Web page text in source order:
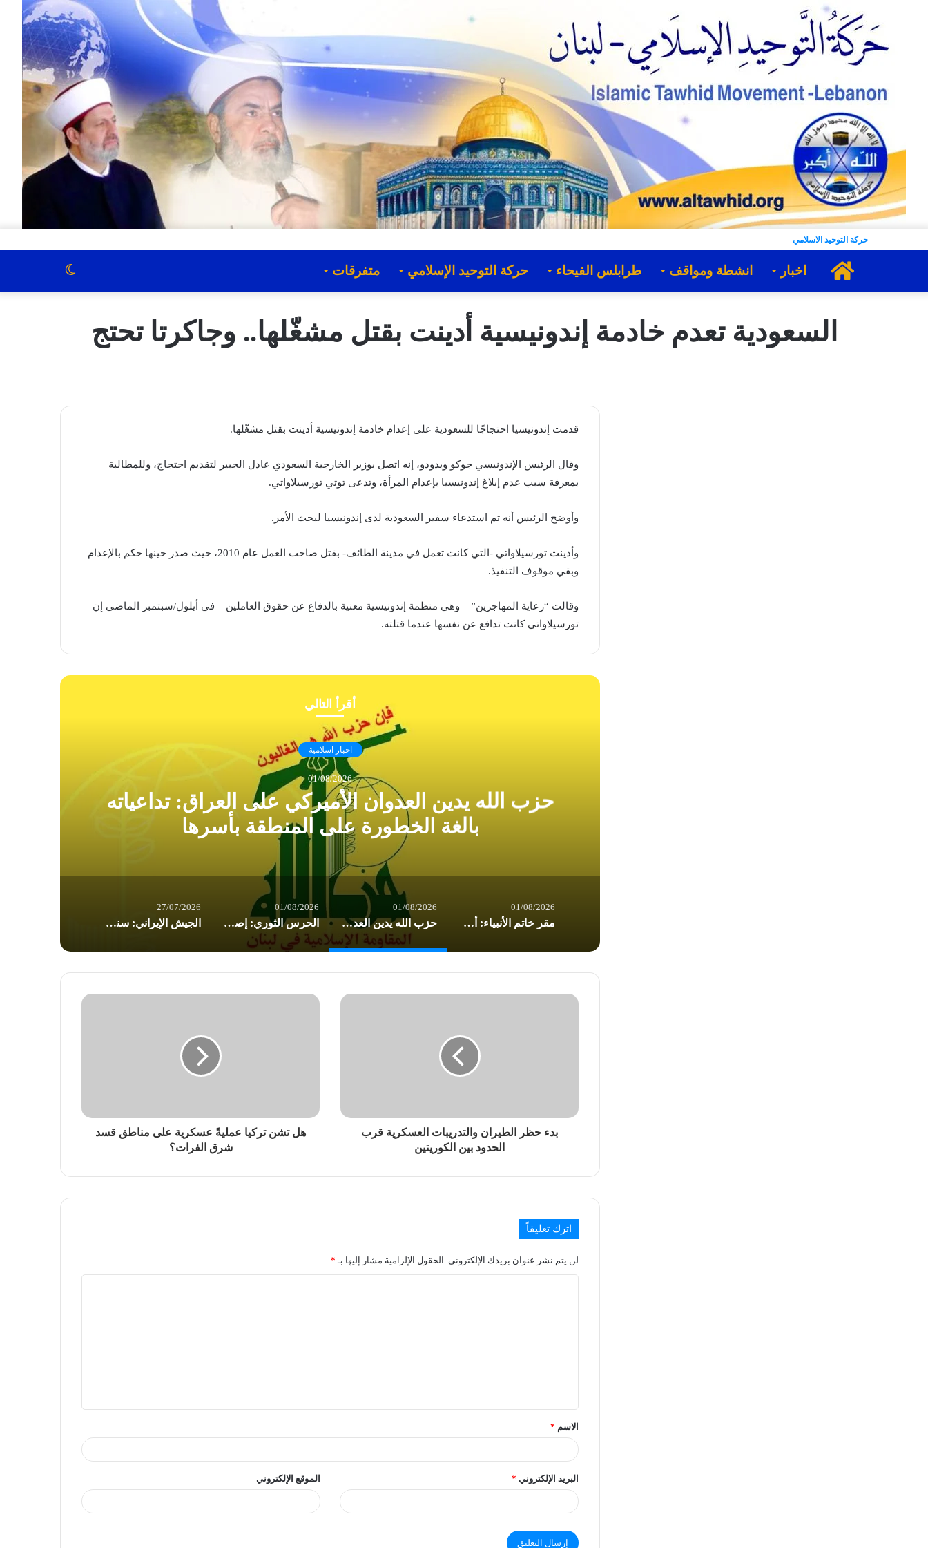
حركة التوحيد الاسلامي
الرئيسية
اخبار انشطة ومواقف طرابلس الفيحاء حركة التوحيد الإسلامي متفرقات
السعودية تعدم خادمة إندونيسية أدينت بقتل مشغّلها.. وجاكرتا تحتج
قدمت إندونيسيا احتجاجًا للسعودية على إعدام خادمة إندونيسية أدينت بقتل مشغّلها.
وقال الرئيس الإندونيسي جوكو ويدودو، إنه اتصل بوزير الخارجية السعودي عادل الجبير لتقديم احتجاج، وللمطالبة
بمعرفة سبب عدم إبلاغ إندونيسيا بإعدام المرأة، وتدعى توتي تورسيلاواتي.
وأوضح الرئيس أنه تم استدعاء سفير السعودية لدى إندونيسيا لبحث الأمر.
وأدينت تورسيلاواتي -التي كانت تعمل في مدينة الطائف- بقتل صاحب العمل عام 2010، حيث صدر حينها حكم بالإعدام
وبقي موقوف التنفيذ.
وقالت “رعاية المهاجرين” – وهي منظمة إندونيسية معنية بالدفاع عن حقوق العاملين – في أيلول/سبتمبر الماضي إن
تورسيلاواتي كانت تدافع عن نفسها عندما قتلته.
أقرأ التالي
اخبار اسلامية
01/08/2026
حزب الله يدين العدوان الأميركي على العراق: تداعياته
بالغة الخطورة على المنطقة بأسرها
01/08/2026
مقر خاتم الأنبياء: أميركا تسير بوتيرة نحو إشعال حرب إقليمية شاملة
01/08/2026
حزب الله يدين العدوان الأميركي على العراق: تداعياته بالغة الخطورة على المنطقة بأسرها
01/08/2026
الحرس الثوري: إصابة ناقلتي نفط مخالفتين وإجبارهما على التوقف في مضيق هرمز
27/07/2026
الجيش الإيراني: سنرد على أي عدوان برد قوي وساحق
بدء حظر الطيران والتدريبات العسكرية قرب
الحدود بين الكوريتين
هل تشن تركيا عمليةً عسكرية على مناطق قسد
شرق الفرات؟
اترك تعليقاً
لن يتم نشر عنوان بريدك الإلكتروني. الحقول الإلزامية مشار إليها بـ *
الاسم *
البريد الإلكتروني * الموقع الإلكتروني